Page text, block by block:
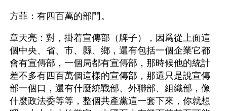
方菲：有四百萬的部門。
章天亮：對，掛着宣傳部（牌子），因爲從上面這
個中央、省、市、縣、鄉，還有包括一個企業它都
會有宣傳部，一個局都有宣傳部，那時候他的統計
差不多有四百萬個這樣的宣傳部，那還只是說宣傳
部一個口，還有什麼統戰部、外聯部、組織部，像
什麼政法委等等，整個共產黨這一套下來，你就想